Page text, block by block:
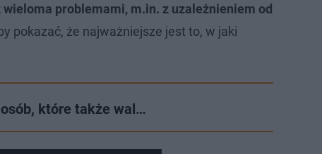
wieloma problemami, m.in. z uzależnieniem od
pokazać, że najważniejsze jest to, w jaki
które także wal…